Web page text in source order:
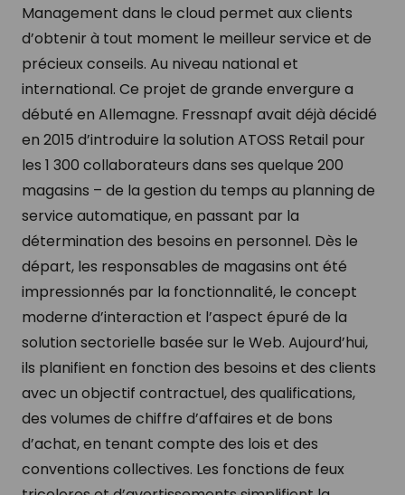
Management dans le cloud permet aux clients
d’obtenir à tout moment le meilleur service et de
précieux conseils. Au niveau national et
international. Ce projet de grande envergure a
débuté en Allemagne. Fressnapf avait déjà décidé
en 2015 d’introduire la solution ATOSS Retail pour
les 1 300 collaborateurs dans ses quelque 200
magasins – de la gestion du temps au planning de
service automatique, en passant par la
détermination des besoins en personnel. Dès le
départ, les responsables de magasins ont été
impressionnés par la fonctionnalité, le concept
moderne d’interaction et l’aspect épuré de la
solution sectorielle basée sur le Web. Aujourd’hui,
ils planifient en fonction des besoins et des clients
avec un objectif contractuel, des qualifications,
des volumes de chiffre d’affaires et de bons
d’achat, en tenant compte des lois et des
conventions collectives. Les fonctions de feux